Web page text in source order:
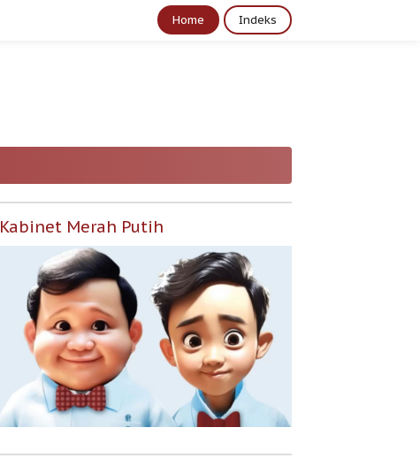
Home Indeks
Kabinet Merah Putih